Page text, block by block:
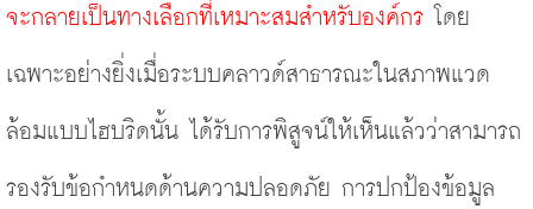
จะกลายเป็นทางเลือกที่เหมาะสมสำหรับองค์กร โดย
เฉพาะอย่างยิ่งเมื่อระบบคลาวด์สาธารณะในสภาพแวด
ล้อมแบบไฮบริดนั้น ได้รับการพิสูจน์ให้เห็นแล้วว่าสามารถ
รองรับข้อกำหนดด้านความปลอดภัย การปกป้องข้อมูล